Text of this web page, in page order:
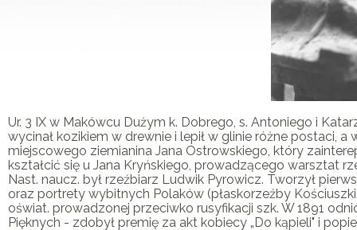
Ur. 3 IX w Makówcu Dużym k. Dobrego, s. Antoniego i
wycinał kozikiem w drewnie i lepił w glinie różne postaci,
miejscowego ziemianina Jana Ostrowskiego, który
kształcić się u Jana Kryńskiego, prowadzącego warsztat
Nast. naucz. był rzeźbiarz Ludwik Pyrowicz. Tworzył
oraz portrety wybitnych Polaków (płaskorzeźby
oświat. prowadzonej przeciwko rusyfikacji szk. W 1891
Pięknych - zdobył premię za akt kobiecy „Do kąpieli" i